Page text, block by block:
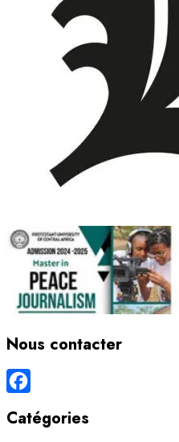
Nous contacter
Catégories